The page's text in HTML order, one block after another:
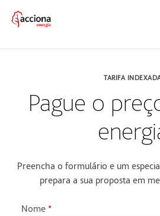
TARIFA
Pague o
Preencha o formulário e um
prepara a sua proposta em
Nome *